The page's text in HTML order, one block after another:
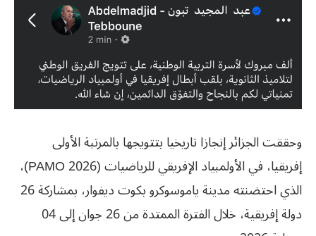
وحققت الجزائر إنجازا تاريخيا بتتويجها بالمرتبة الأولى
إفريقيا، في الأولمبياد الإفريقي للرياضيات (2026 PAMO)،
الذي احتضنته مدينة ياموسوكرو بكوت ديفوار، بمشاركة 26
دولة إفريقية، خلال الفترة الممتدة من 26 جوان إلى 04